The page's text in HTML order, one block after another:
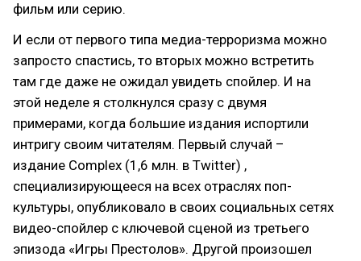
фильм или серию.
И если от первого типа медиа-терроризма можно
запросто спастись, то вторых можно встретить
там где даже не ожидал увидеть спойлер. И на
этой неделе я столкнулся сразу с двумя
примерами, когда большие издания испортили
интригу своим читателям. Первый случай –
издание Complex (1,6 млн. в Twitter) ,
специализирующееся на всех отраслях поп-
культуры, опубликовало в своих социальных сетях
видео-спойлер с ключевой сценой из третьего
эпизода «Игры Престолов». Другой произошел